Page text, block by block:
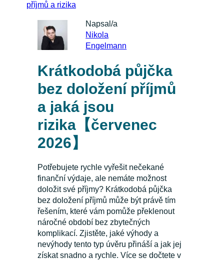
příjmů a rizika
Napsal/a
Nikola
Engelmann
Krátkodobá půjčka
bez doložení příjmů
a jaká jsou
rizika【červenec
2026】
Potřebujete rychle vyřešit nečekané
finanční výdaje, ale nemáte možnost
doložit své příjmy? Krátkodobá půjčka
bez doložení příjmů může být právě tím
řešením, které vám pomůže překlenout
náročné období bez zbytečných
komplikací. Zjistěte, jaké výhody a
nevýhody tento typ úvěru přináší a jak jej
získat snadno a rychle. Více se dočtete v